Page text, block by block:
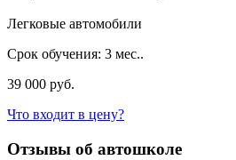
Легковые автомобили
Срок обучения: 3 мес..
39 000 руб.
Что входит в цену?
Отзывы об автошколе